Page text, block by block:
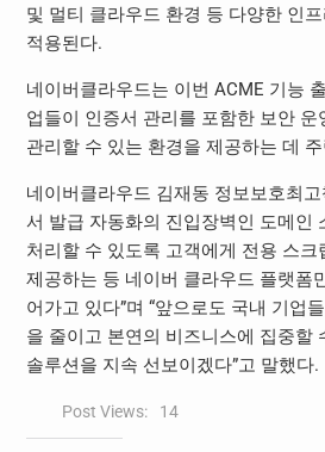
및 멀티 클라우드 환경 등 다양한 인
적용된다.
네이버클라우드는 이번 ACME 기능
업들이 인증서 관리를 포함한 보안 운
관리할 수 있는 환경을 제공하는 데
네이버클라우드 김재동 정보보호최고
서 발급 자동화의 진입장벽인 도메인
처리할 수 있도록 고객에게 전용 스크
제공하는 등 네이버 클라우드 플랫폼
어가고 있다”며 “앞으로도 국내 기업들
을 줄이고 본연의 비즈니스에 집중할
솔루션을 지속 선보이겠다”고 말했다.
Post Views: 14